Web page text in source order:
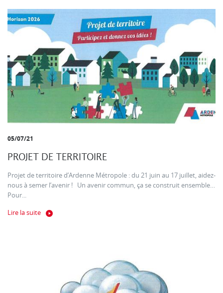
05/07/21
PROJET DE TERRITOIRE
Projet de territoire d’Ardenne Métropole : du 21 juin au 17 juillet, aidez-
nous à semer l’avenir ! Un avenir commun, ça se construit ensemble…
Pour...
Lire la suite